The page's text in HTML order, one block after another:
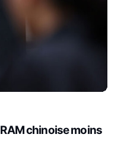
chinoise moins